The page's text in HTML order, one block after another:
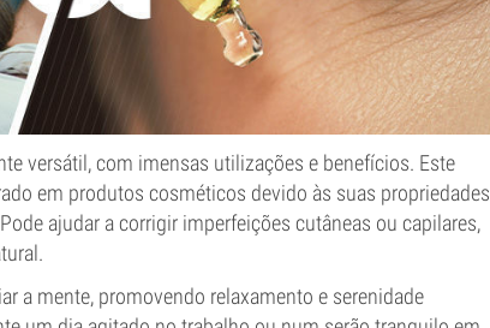
versátil, com imensas utilizações e benefícios. Este
em produtos cosméticos devido às suas propriedades
ajudar a corrigir imperfeições cutâneas ou capilares,
a mente, promovendo relaxamento e serenidade